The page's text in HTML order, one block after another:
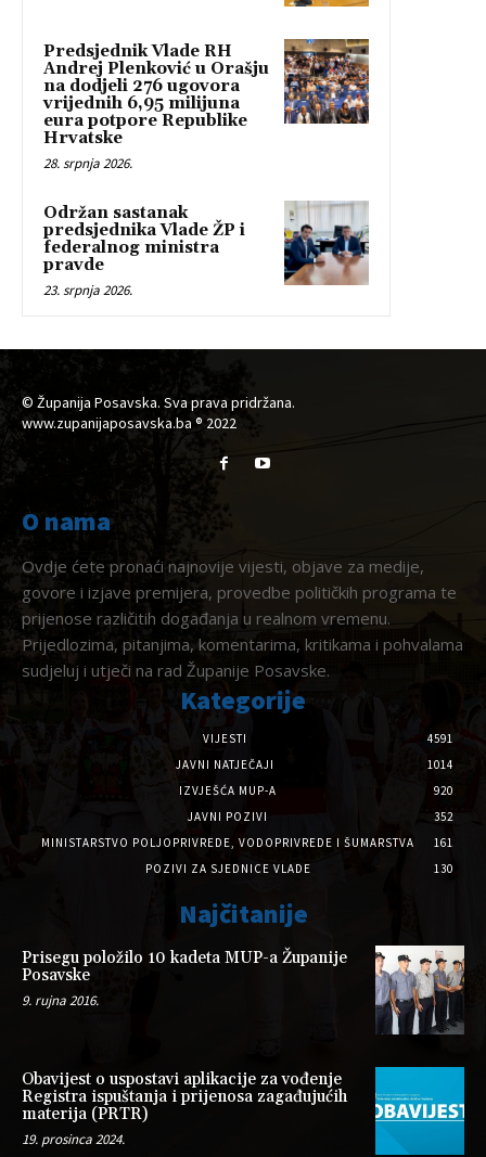
Predsjednik Vlade RH
Andrej Plenković u Orašju
na dodjeli 276 ugovora
vrijednih 6,95 milijuna
eura potpore Republike
Hrvatske
28. srpnja 2026.
Održan sastanak
predsjednika Vlade ŽP i
federalnog ministra
pravde
23. srpnja 2026.
© Županija Posavska. Sva prava pridržana.
www.zupanijaposavska.ba ® 2022
O nama
Ovdje ćete pronaći najnovije vijesti, objave za medije,
govore i izjave premijera, provedbe političkih programa te
prijenose različitih događanja u realnom vremenu.
Prijedlozima, pitanjima, komentarima, kritikama i pohvalama
sudjeluj i utječi na rad Županije Posavske.
Kategorije
VIJESTI
4591
JAVNI NATJEČAJI
1014
IZVJEŠĆA MUP-A
920
JAVNI POZIVI
352
MINISTARSTVO POLJOPRIVREDE, VODOPRIVREDE I ŠUMARSTVA
161
POZIVI ZA SJEDNICE VLADE
130
Najčitanije
Prisegu položilo 10 kadeta MUP-a Županije
Posavske
9. rujna 2016.
Obavijest o uspostavi aplikacije za vođenje
Registra ispuštanja i prijenosa zagađujućih
materija (PRTR)
19. prosinca 2024.